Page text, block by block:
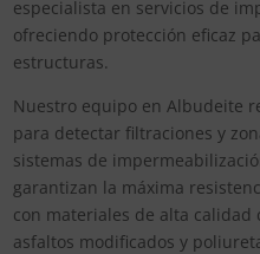
especialista en servicios de
ofreciendo protección eficaz
estructuras.
Nuestro equipo en Albudeite
para detectar filtraciones y
sistemas de
garantizan la máxima
con materiales de alta
asfaltos modificados y